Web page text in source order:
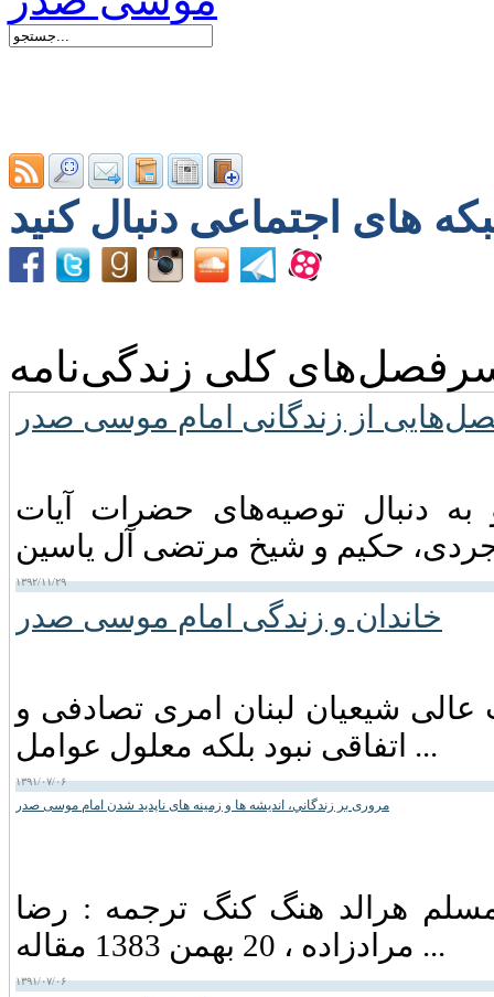
کلی زندگی‌نامه
از زندگانی امام موسی صدر
موسی صدر در اواخر سال ۱۳۳۸ و به دنبال توصیه‌های حضرات آیات
۱۳۹۲/۱۱/۲۹
خاندان و زندگی امام موسى صدر
شیعیان لبنان امری تصادفی و
اتفاقی نبود بلکه معلول عوامل ...
۱۳۹۱/۰۷/۰۶
مروری بر زندگاني، انديشه ها و زمينه های ناپديد شدن امام موسی صدر
هرالد هنگ كنگ ترجمه : رضا
مرادزاده ، 20 بهمن 1383 مقاله ...
۱۳۹۱/۰۷/۰۶